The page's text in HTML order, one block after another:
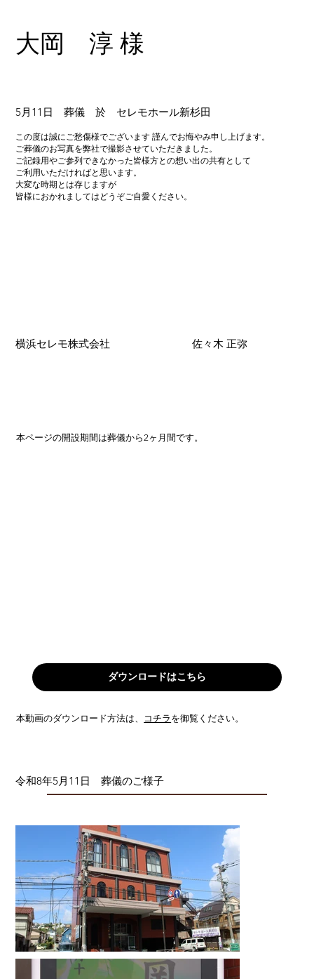
本ページの開設期間は葬儀から2ヶ月間です。
佐々木 正弥
横浜セレモ株式会社
この度は誠にご愁傷様でございます 謹んでお悔やみ申し上げます。
ご葬儀のお写真を弊社で撮影させていただきました。
ご記録用やご参列できなかった皆様方との想い出の共有として
ご利用いただければと思います。
大変な時期とは存じますが
皆様におかれましてはどうぞご自愛ください。
5月11日 葬儀 於 セレモホール新杉田
大岡 淳 様
本動画のダウンロード方法は、 コチラ を御覧ください。
ダウンロードはこちら
令和8年5月11日 葬儀のご様子